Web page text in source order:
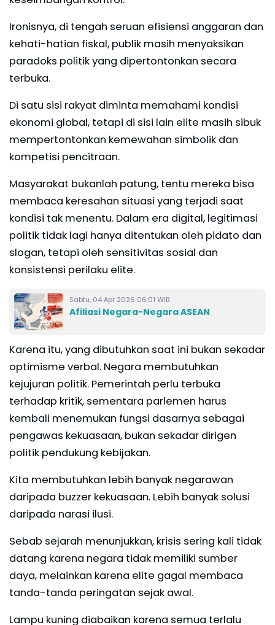
Ironisnya, di tengah seruan efisiensi anggaran dan
kehati-hatian fiskal, publik masih menyaksikan
paradoks politik yang dipertontonkan secara
terbuka.
Di satu sisi rakyat diminta memahami kondisi
ekonomi global, tetapi di sisi lain elite masih sibuk
mempertontonkan kemewahan simbolik dan
kompetisi pencitraan.
Masyarakat bukanlah patung, tentu mereka bisa
membaca keresahan situasi yang terjadi saat
kondisi tak menentu. Dalam era digital, legitimasi
politik tidak lagi hanya ditentukan oleh pidato dan
slogan, tetapi oleh sensitivitas sosial dan
konsistensi perilaku elite.
Sabtu, 04 Apr 2026 06:01 WIB
Afiliasi Negara-Negara ASEAN
Karena itu, yang dibutuhkan saat ini bukan sekadar
optimisme verbal. Negara membutuhkan
kejujuran politik. Pemerintah perlu terbuka
terhadap kritik, sementara parlemen harus
kembali menemukan fungsi dasarnya sebagai
pengawas kekuasaan, bukan sekadar dirigen
politik pendukung kebijakan.
Kita membutuhkan lebih banyak negarawan
daripada buzzer kekuasaan. Lebih banyak solusi
daripada narasi ilusi.
Sebab sejarah menunjukkan, krisis sering kali tidak
datang karena negara tidak memiliki sumber
daya, melainkan karena elite gagal membaca
tanda-tanda peringatan sejak awal.
Lampu kuning diabaikan karena semua terlalu